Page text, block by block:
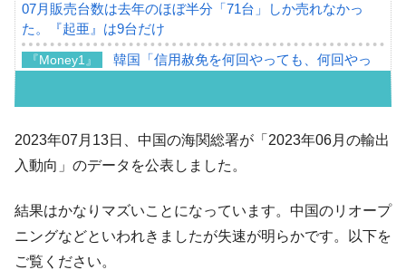
07月販売台数は去年のほぼ半分「71台」しか売れなかっ
た。『起亜』は9台だけ
『Money1』
韓国「信用赦免を何回やっても、何回やっ
韓国K9専用砲弾･装薬自動供給装甲車両･珍
兵器「K10」が改良に乗り出す。
『Money1』
韓国･李在明「青年層の雇用状況が悪い。せ
や、若者に起業させよう」⇒ どんな雇用対策だソレ。
2023年07月13日、中国の海関総署が「2023年06月の輸出
入動向」のデータを公表しました。
結果はかなりマズいことになっています。中国のリオープ
ニングなどといわれきましたが失速が明らかです。以下を
ご覧ください。